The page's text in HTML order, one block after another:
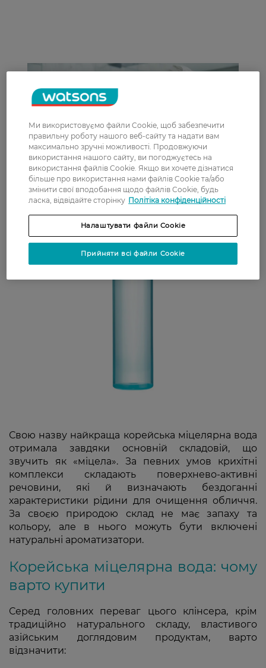
Свою назву найкраща корейська міцелярна вода
отримала завдяки основній складовій, що
звучить як «міцела». За певних умов крихітні
комплекси складають поверхнево-активні
речовини, які й визначають бездоганні
характеристики рідини для очищення обличчя.
За своєю природою склад не має запаху та
кольору, але в нього можуть бути включені
натуральні ароматизатори.
Корейська міцелярна вода: чому
варто купити
Серед головних переваг цього клінсера, крім
традиційно натурального складу, властивого
азійським доглядовим продуктам, варто
відзначити:
Ми використовуємо файли Cookie, щоб забезпечити
правильну роботу нашого веб-сайту та надати вам
максимально зручні можливості. Продовжуючи
використання нашого сайту, ви погоджуєтесь на
використання файлів Cookie. Якщо ви хочете дізнатися
більше про використання нами файлів Cookie та/або
змінити свої вподобання щодо файлів Cookie, будь
ласка, відвідайте сторінку Політіка конфіденційності
Налаштувати файли Cookie
Прийняти всі файли Cookie